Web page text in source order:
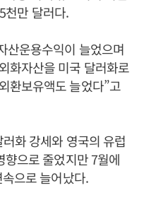
천만 달러다.
산운용수익이 늘었으며
화자산을 미국 달러화로
환보유액도 늘었다”고
화 강세와 영국의 유럽
으로 줄었지만 7월에
으로 늘어났다.